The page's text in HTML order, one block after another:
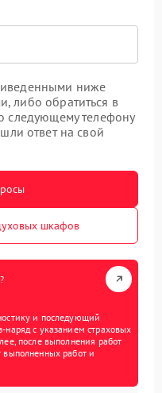
ниже
либо обратиться в
следующему телефону
ответ на свой
шкафов
и последующий
наряд с указанием страховых
после выполнения работ
выполненных работ и